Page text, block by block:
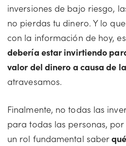
inversiones de bajo riesgo,
no pierdas tu dinero. Y lo
con la información de hoy,
debería estar invirtiendo
valor del dinero a causa de
atravesamos.
Finalmente, no todas las
para todas las personas,
un rol fundamental saber